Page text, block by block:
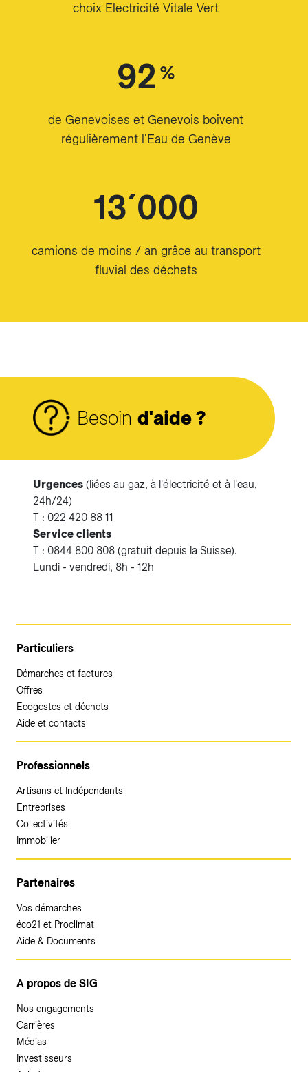
choix Electricité Vitale Vert
92%
de Genevoises et Genevois boivent
régulièrement l'Eau de Genève
13´000
camions de moins / an grâce au transport
fluvial des déchets
Besoin d'aide ?
Urgences (liées au gaz, à l'électricité et à l'eau,
24h/24)
T : 022 420 88 11
Service clients
T : 0844 800 808 (gratuit depuis la Suisse).
Lundi - vendredi, 8h - 12h
Particuliers
Démarches et factures
Offres
Ecogestes et déchets
Aide et contacts
Professionnels
Artisans et Indépendants
Entreprises
Collectivités
Immobilier
Partenaires
Vos démarches
éco21 et Proclimat
Aide & Documents
A propos de SIG
Nos engagements
Carrières
Médias
Investisseurs